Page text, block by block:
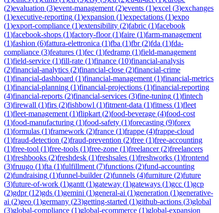
(2)evaluation (3)event-management (2)events (1)excel (3)exchanges
(1)executive-reporting (1)expansion (1)expectations (1)expo
(1)export-compliance (1)extensibility (2)fabric (1)facebook
(1)facebook-shops (1)factory-floor(1)faire (1)farm-management
(1)fashion (6)fattura-elettronica (1)fba (1)fbr(2)fda (1)fda-
compliance (3)features (1)fec (1)fedramp (1)field-management
(1)field-service (1)fill-rate (1)finance (10)financial-analysis
(2)financial-analytics (2)financial-close (2)financial-crime
(1)financial-dashboard (1)financial-management (1)financial-metrics
(1)financial-planning (1)financial-projections (1)financial-reporting
(4)financial-reports (2)financial-services (3)fine-tuning (1)fintech
(3)firewall (1)firs (2)fishbowl (1)fitment-data (1)fitness (1)fleet
(1)fleet-management (1)flipkart (2)food-beverage (4)food-cost
(1)food-manufacturing (1)food-safety (1)forecasting (9)forex
(1)formulas (1)framework (2)france (1)frappe (4)frappe-cloud
(1)fraud-detection (2)fraud-prevention (2)free (1)free-accounting
(1)free-tool (1)free-tools (1)free-zone (1)freelancer(2)freelancers
(1)freshbooks (2)freshdesk (1)freshsales (1)freshworks (1)frontend
(3)fruugo (1)fta (1)fulfillment (7)functions (2)fund-accounting
(2)fundraising (1)funnel-builder(2)funnels (4)furniture (2)future
(3)future-of-work (1)gantt (1)gateway (1)gateways (1)gcc (1)gcp
(2)gdpr(12)gds (1)gemini (1)general-ai (1)generation (1)generative-
ai (2)geo (1)germany (23)getting-started (1)github-actions (3)global
(3)global-compliance (1)global-ecommerce (1)global-expansion